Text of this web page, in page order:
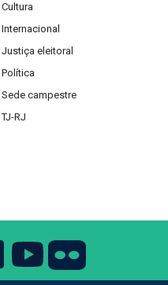
Cultura
Internacional
Justiça eleitoral
Política
Sede campestre
TJ-RJ